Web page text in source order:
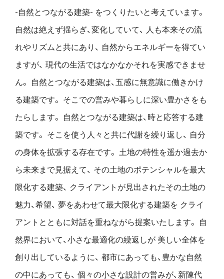
-自然とつながる建築- をつくりたいと考えています。
自然は絶えず揺らぎ、変化していて、
人も本来その流
れやリズムと共にあり、 自然からエネルギーを得てい
ますが、 現代の生活ではなかなかそれを実感できませ
ん。
自然とつながる建築は、五感に無意識に働きかけ
る建築です。 そこでの営みや暮らしに深い豊かさをも
たらします。
自然とつながる建築は、時と応答する建
築です。 そこを使う人々と共に代謝を繰り返し、 自分
の身体を拡張する存在です。 土地の特性を遥か過去か
ら未来まで見据えて、 その土地のポテンシャルを最大
限化する建築、 クライアントが見出されたその土地の
魅力、希望、 夢をあわせて最大限化する建築を クライ
アントとともに対話を重ねながら提案いたします。
自
然界において、小さな最適化の繰返しが 美しい全体を
創り出しているように、 都市にあっても、豊かな自然
の中にあっても、 個々の小さな設計の営みが、新陳代